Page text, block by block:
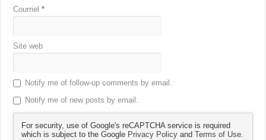
Courriel*
Site web
Notify me of follow-up comments by email.
Notify me of new posts by email.
For security, use of Google's reCAPTCHA service is required
which is subject to the Google Privacy Policy andTerms of Use.